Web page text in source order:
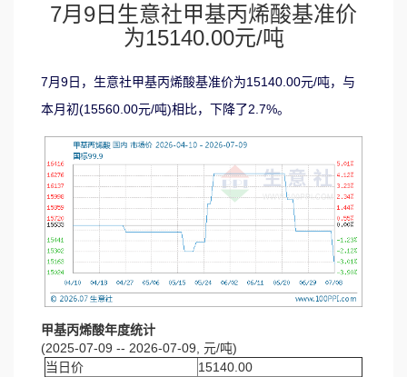
7月9日生意社甲基丙烯酸基准价
为15140.00元/吨
7月9日，生意社甲基丙烯酸基准价为15140.00元/吨，与
本月初(15560.00元/吨)相比，下降了2.7%。
甲基丙烯酸年度统计
(2025-07-09 -- 2026-07-09, 元/吨)
当日价
15140.00